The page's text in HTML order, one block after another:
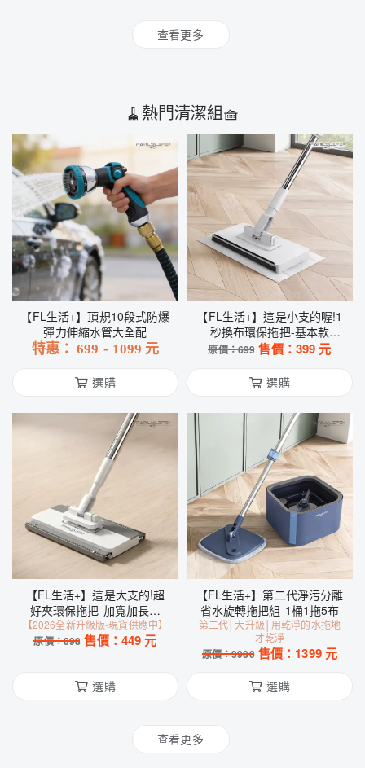
查看更多
🧹熱門清潔組🧺
【FL生活+】頂規10段式防爆
彈力伸縮水管大全配
特惠：699 - 1099 元
選購
【FL生活+】這是小支的喔!1
秒換布環保拖把-基本款
(A367)
原價：699 售價： 399元
選購
【FL生活+】這是大支的!超
好夾環保拖把-加寬加長款
(A522)
【2026全新升級版-現貨供應中】
原價：898 售價： 449元
選購
【FL生活+】第二代淨污分離
省水旋轉拖把組-1桶1拖5布
第二代│大升級│用乾淨的水拖地
才乾淨
原價：3980 售價： 1399元
選購
查看更多